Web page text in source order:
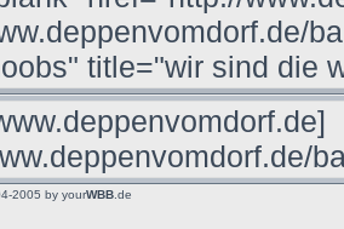
2005 by yourWBB.de